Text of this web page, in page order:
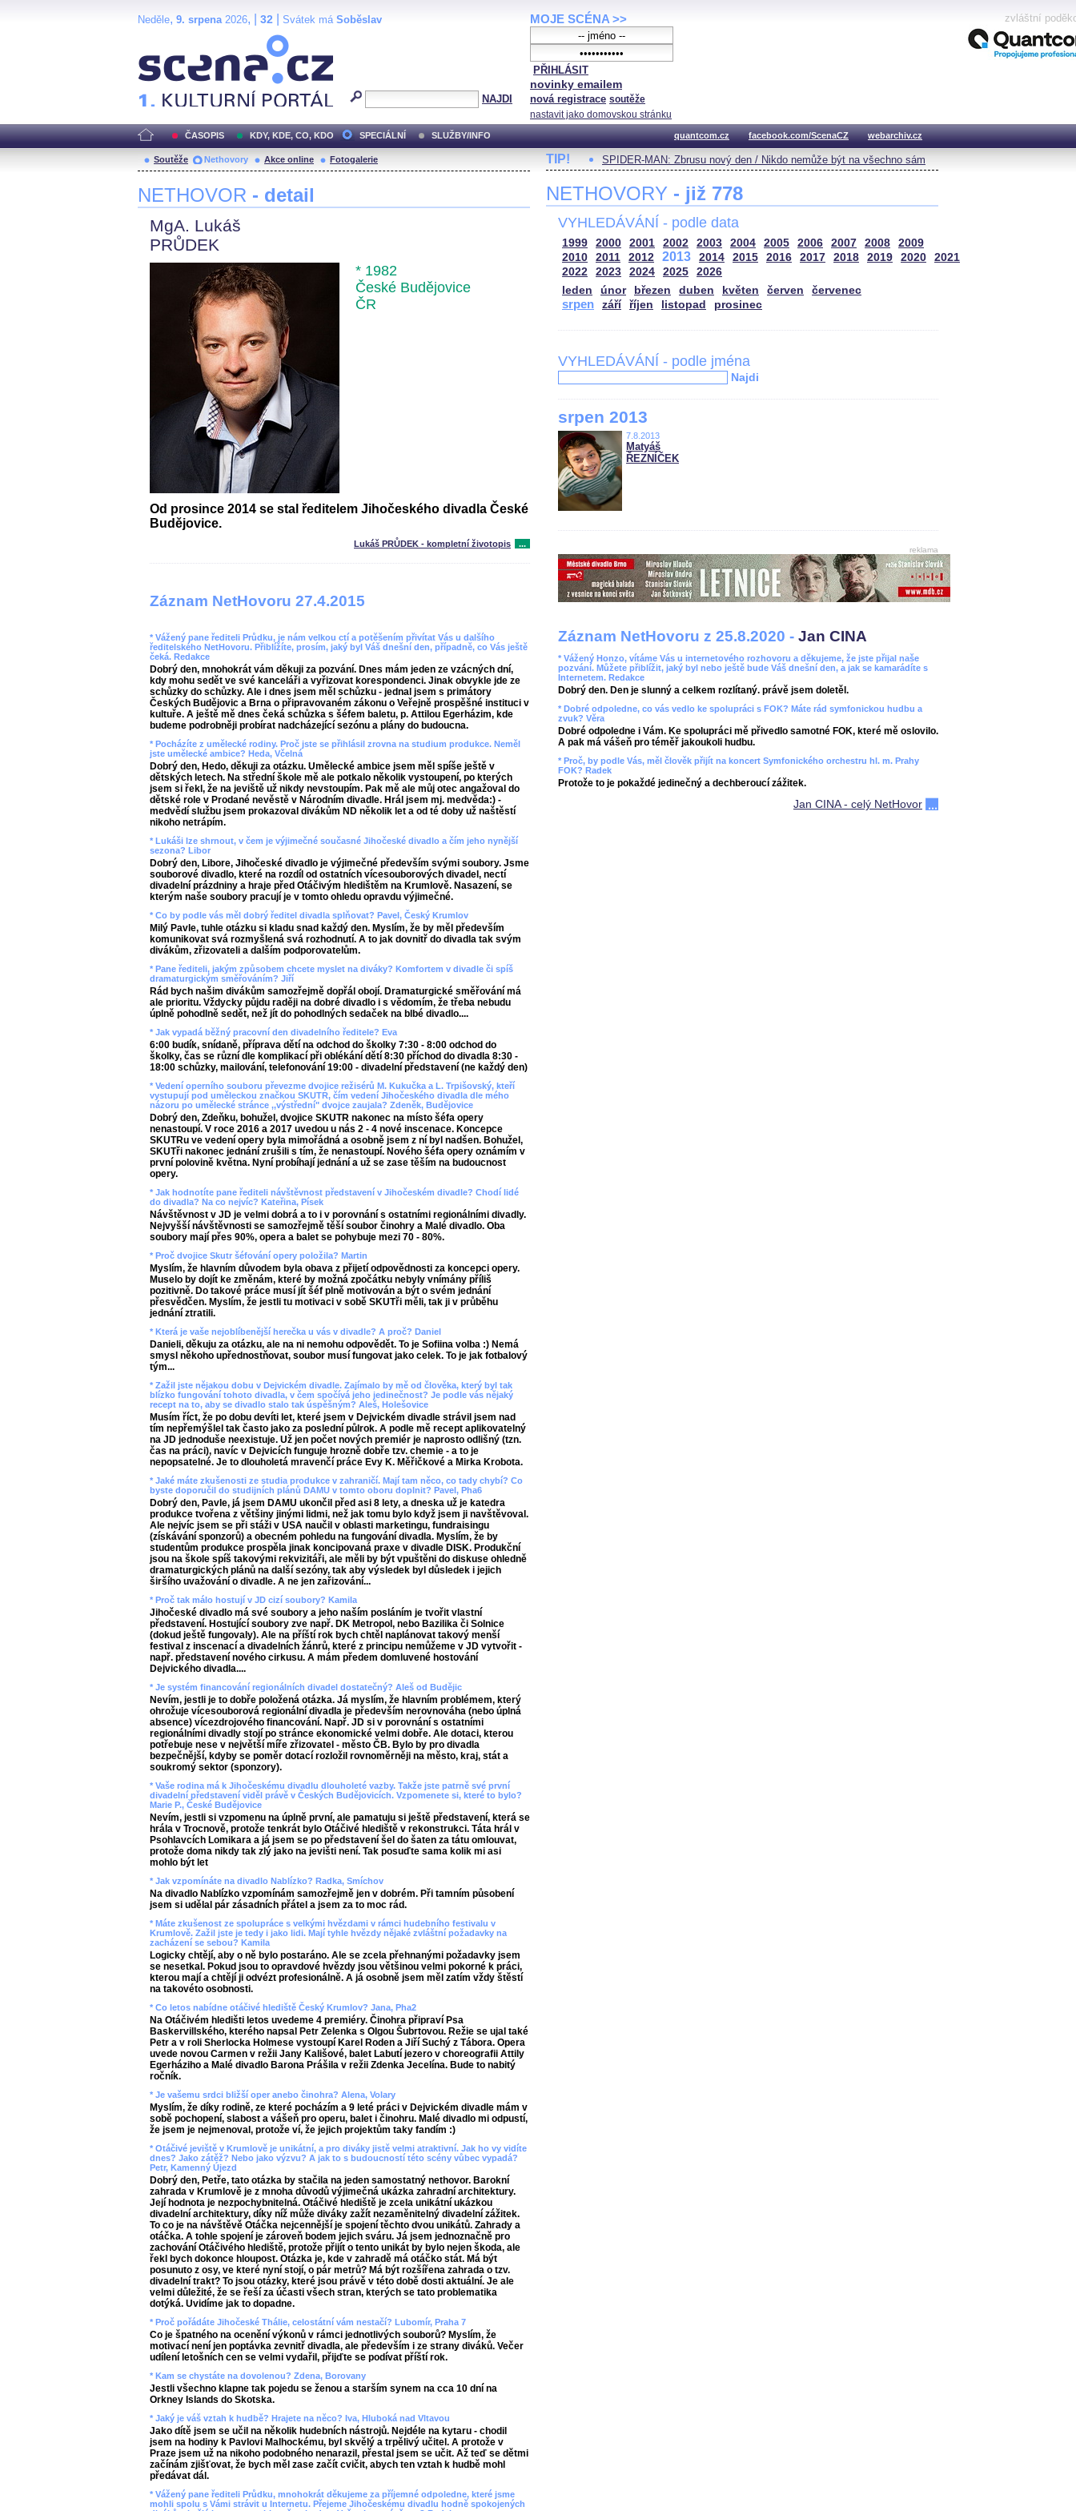
Neděle, 9. srpena2026, | 32 Svátek má Soběslav
NAJDI
MOJE SCÉNA >>
PŘIHLÁSIT
novinky emailem
nová registrace soutěže
nastavit jako domovskou stránku
zvláštní
ČASOPIS KDY, KDE, CO, KDO SPECIÁLNÍ SLUŽBY/INFO quantcom.cz facebook.com/ScenaCZ webarchiv.cz
Soutěže Nethovory Akce online Fotogalerie
NETHOVOR - detail
MgA. Lukáš
PRŮDEK
* 1982
České Budějovice
ČR
Od prosince 2014 se stal ředitelem Jihočeského divadla České
Budějovice.
Lukáš PRŮDEK - kompletní životopis ...
Záznam NetHovoru 27.4.2015
* Vážený pane řediteli Průdku, je nám velkou ctí a potěšením přivítat Vás u dalšího
ředitelského NetHovoru. Přiblížíte, prosím, jaký byl Váš dnešní den, případně, co Vás ještě
čeká. Redakce
Dobrý den, mnohokrát vám děkuji za pozvání. Dnes mám jeden ze vzácných dní,
kdy mohu sedět ve své kanceláři a vyřizovat korespondenci. Jinak obvykle jde ze
schůzky do schůzky. Ale i dnes jsem měl schůzku - jednal jsem s primátory
Českých Budějovic a Brna o připravovaném zákonu o Veřejně prospěšné instituci v
kultuře. A ještě mě dnes čeká schůzka s šéfem baletu, p. Attilou Egerházim, kde
budeme podrobněji probírat nadcházející sezónu a plány do budoucna.
* Pocházíte z umělecké rodiny. Proč jste se přihlásil zrovna na studium produkce. Neměl
jste umělecké ambice? Heda, Včelná
Dobrý den, Hedo, děkuji za otázku. Umělecké ambice jsem měl spíše ještě v
dětských letech. Na střední škole mě ale potkalo několik vystoupení, po kterých
jsem si řekl, že na jeviště už nikdy nevstoupím. Pak mě ale můj otec angažoval do
dětské role v Prodané nevěstě v Národním divadle. Hrál jsem mj. medvěda:) -
medvědí službu jsem prokazoval divákům ND několik let a od té doby už naštěstí
nikoho netrápím.
* Lukáši lze shrnout, v čem je výjimečné současné Jihočeské divadlo a čím jeho nynější
sezona? Libor
Dobrý den, Libore, Jihočeské divadlo je výjimečné především svými soubory. Jsme
souborové divadlo, které na rozdíl od ostatních vícesouborových divadel, nectí
divadelní prázdniny a hraje před Otáčivým hledištěm na Krumlově. Nasazení, se
kterým naše soubory pracují je v tomto ohledu opravdu výjimečné.
* Co by podle vás měl dobrý ředitel divadla splňovat? Pavel, Český Krumlov
Milý Pavle, tuhle otázku si kladu snad každý den. Myslím, že by měl především
komunikovat svá rozmyšlená svá rozhodnutí. A to jak dovnitř do divadla tak svým
divákům, zřizovateli a dalším podporovatelům.
* Pane řediteli, jakým způsobem chcete myslet na diváky? Komfortem v divadle či spíš
dramaturgickým směřováním? Jiří
Rád bych našim divákům samozřejmě dopřál obojí. Dramaturgické směřování má
ale prioritu. Vždycky půjdu raději na dobré divadlo i s vědomím, že třeba nebudu
úplně pohodlně sedět, než jít do pohodlných sedaček na blbé divadlo....
* Jak vypadá běžný pracovní den divadelního ředitele? Eva
6:00 budík, snídaně, příprava dětí na odchod do školky 7:30 - 8:00 odchod do
školky, čas se různí dle komplikací při oblékání dětí 8:30 příchod do divadla 8:30 -
18:00 schůzky, mailování, telefonování 19:00 - divadelní představení (ne každý den)
* Vedení operního souboru převezme dvojice režisérů M. Kukučka a L. Trpišovský, kteří
vystupují pod uměleckou značkou SKUTR, čím vedení Jihočeského divadla dle mého
názoru po umělecké stránce ,,výstřední" dvojce zaujala? Zdeněk, Budějovice
Dobrý den, Zdeňku, bohužel, dvojice SKUTR nakonec na místo šéfa opery
nenastoupí. V roce 2016 a 2017 uvedou u nás 2 - 4 nové inscenace. Koncepce
SKUTRu ve vedení opery byla mimořádná a osobně jsem z ní byl nadšen. Bohužel,
SKUTři nakonec jednání zrušili s tím, že nenastoupí. Nového šéfa opery oznámím v
první polovině května. Nyní probíhají jednání a už se zase těším na budoucnost
opery.
* Jak hodnotíte pane řediteli návštěvnost představení v Jihočeském divadle? Chodí lidé
do divadla? Na co nejvíc? Kateřina, Písek
Návštěvnost v JD je velmi dobrá a to i v porovnání s ostatními regionálními divadly.
Nejvyšší návštěvnosti se samozřejmě těší soubor činohry a Malé divadlo. Oba
soubory mají přes 90%, opera a balet se pohybuje mezi 70 - 80%.
* Proč dvojice Skutr šéfování opery položila? Martin
Myslím, že hlavním důvodem byla obava z přijetí odpovědnosti za koncepci opery.
Muselo by dojít ke změnám, které by možná zpočátku nebyly vnímány příliš
pozitivně. Do takové práce musí jít šéf plně motivován a být o svém jednání
přesvědčen. Myslím, že jestli tu motivaci v sobě SKUTři měli, tak ji v průběhu
jednání ztratili.
* Která je vaše nejoblíbenější herečka u vás v divadle? A proč? Daniel
Danieli, děkuju za otázku, ale na ni nemohu odpovědět. To je Sofiina volba :) Nemá
smysl někoho upřednostňovat, soubor musí fungovat jako celek. To je jak fotbalový
tým...
* Zažil jste nějakou dobu v Dejvickém divadle. Zajímalo by mě od člověka, který byl tak
blízko fungování tohoto divadla, v čem spočívá jeho jedinečnost? Je podle vás nějaký
recept na to, aby se divadlo stalo tak úspěšným? Aleš, Holešovice
Musím říct, že po dobu devíti let, které jsem v Dejvickém divadle strávil jsem nad
tím nepřemýšlel tak často jako za poslední půlrok. A podle mě recept aplikovatelný
na JD jednoduše neexistuje. Už jen počet nových premiér je naprosto odlišný (tzn.
čas na práci), navíc v Dejvicích funguje hrozně dobře tzv. chemie - a to je
nepopsatelné. Je to dlouholetá mravenčí práce Evy K. Měřičkové a Mirka Krobota.
* Jaké máte zkušenosti ze studia produkce v zahraničí. Mají tam něco, co tady chybí? Co
byste doporučil do studijních plánů DAMU v tomto oboru doplnit? Pavel, Pha6
Dobrý den, Pavle, já jsem DAMU ukončil před asi 8 lety, a dneska už je katedra
produkce tvořena z většiny jinými lidmi, než jak tomu bylo když jsem ji navštěvoval.
Ale nejvíc jsem se při stáži v USA naučil v oblasti marketingu, fundraisingu
(získávání sponzorů) a obecném pohledu na fungování divadla. Myslím, že by
studentům produkce prospěla jinak koncipovaná praxe v divadle DISK. Produkční
jsou na škole spíš takovými rekvizitáři, ale měli by být vpuštěni do diskuse ohledně
dramaturgických plánů na další sezóny, tak aby výsledek byl důsledek i jejich
širšího uvažování o divadle. A ne jen zařizování...
* Proč tak málo hostují v JD cizí soubory? Kamila
Jihočeské divadlo má své soubory a jeho naším posláním je tvořit vlastní
představení. Hostující soubory zve např. DK Metropol, nebo Bazilika či Solnice
(dokud ještě fungovaly). Ale na příští rok bych chtěl naplánovat takový menší
festival z inscenací a divadelních žánrů, které z principu nemůžeme v JD vytvořit -
např. představení nového cirkusu. A mám předem domluvené hostování
Dejvického divadla....
* Je systém financování regionálních divadel dostatečný? Aleš od Budějic
Nevím, jestli je to dobře položená otázka. Já myslím, že hlavním problémem, který
ohrožuje vícesouborová regionální divadla je především nerovnováha (nebo úplná
absence) vícezdrojového financování. Např. JD si v porovnání s ostatními
regionálními divadly stojí po stránce ekonomické velmi dobře. Ale dotaci, kterou
potřebuje nese v největší míře zřizovatel - město ČB. Bylo by pro divadla
bezpečnější, kdyby se poměr dotací rozložil rovnoměrněji na město, kraj, stát a
soukromý sektor (sponzory).
* Vaše rodina má k Jihočeskému divadlu dlouholeté vazby. Takže jste patrně své první
divadelní představení viděl právě v Českých Budějovicích. Vzpomenete si, které to bylo?
Marie P., České Budějovice
Nevím, jestli si vzpomenu na úplně první, ale pamatuju si ještě představení, která se
hrála v Trocnově, protože tenkrát bylo Otáčivé hlediště v rekonstrukci. Táta hrál v
Psohlavcích Lomikara a já jsem se po představení šel do šaten za tátu omlouvat,
protože doma nikdy tak zlý jako na jevišti není. Tak posuďte sama kolik mi asi
mohlo být let
* Jak vzpomínáte na divadlo Nablízko? Radka, Smíchov
Na divadlo Nablízko vzpomínám samozřejmě jen v dobrém. Při tamním působení
jsem si udělal pár zásadních přátel a jsem za to moc rád.
* Máte zkušenost ze spolupráce s velkými hvězdami v rámci hudebního festivalu v
Krumlově. Zažil jste je tedy i jako lidi. Mají tyhle hvězdy nějaké zvláštní požadavky na
zacházení se sebou? Kamila
Logicky chtějí, aby o ně bylo postaráno. Ale se zcela přehnanými požadavky jsem
se nesetkal. Pokud jsou to opravdové hvězdy jsou většinou velmi pokorné k práci,
kterou mají a chtějí ji odvézt profesionálně. A já osobně jsem měl zatím vždy štěstí
na takovéto osobnosti.
* Co letos nabídne otáčivé hlediště Český Krumlov? Jana, Pha2
Na Otáčivém hledišti letos uvedeme 4 premiéry. Činohra připraví Psa
Baskervillského, kterého napsal Petr Zelenka s Olgou Šubrtovou. Režie se ujal také
Petr a v roli Sherlocka Holmese vystoupí Karel Roden a Jiří Suchý z Tábora. Opera
uvede novou Carmen v režii Jany Kališové, balet Labutí jezero v choreografii Attily
Egerháziho a Malé divadlo Barona Prášila v režii Zdenka Jecelína. Bude to nabitý
ročník.
* Je vašemu srdci bližší oper anebo činohra? Alena, Volary
Myslím, že díky rodině, ze které pocházím a 9 leté práci v Dejvickém divadle mám v
sobě pochopení, slabost a vášeň pro operu, balet i činohru. Malé divadlo mi odpustí,
že jsem je nejmenoval, protože ví, že jejich projektům taky fandím :)
* Otáčivé jeviště v Krumlově je unikátní, a pro diváky jistě velmi atraktivní. Jak ho vy vidíte
dnes? Jako zátěž? Nebo jako výzvu? A jak to s budoucností této scény vůbec vypadá?
Petr, Kamenný Újezd
Dobrý den, Petře, tato otázka by stačila na jeden samostatný nethovor. Barokní
zahrada v Krumlově je z mnoha důvodů výjimečná ukázka zahradní architektury.
Její hodnota je nezpochybnitelná. Otáčivé hlediště je zcela unikátní ukázkou
divadelní architektury, díky níž může diváky zažít nezaměnitelný divadelní zážitek.
To co je na návštěvě Otáčka nejcennější je spojení těchto dvou unikátů. Zahrady a
otáčka. A tohle spojení je zároveň bodem jejich sváru. Já jsem jednoznačně pro
zachování Otáčivého hlediště, protože přijít o tento unikát by bylo nejen škoda, ale
řekl bych dokonce hloupost. Otázka je, kde v zahradě má otáčko stát. Má být
posunuto z osy, ve které nyní stojí, o pár metrů? Má být rozšířena zahrada o tzv.
divadelní trakt? To jsou otázky, které jsou právě v této době dosti aktuální. Je ale
velmi důležité, že se řeší za účasti všech stran, kterých se tato problematika
dotýká. Uvidíme jak to dopadne.
* Proč pořádáte Jihočeské Thálie, celostátní vám nestačí? Lubomír, Praha 7
Co je špatného na ocenění výkonů v rámci jednotlivých souborů? Myslím, že
motivací není jen poptávka zevnitř divadla, ale především i ze strany diváků. Večer
udílení letošních cen se velmi vydařil, přijďte se podívat příští rok.
* Kam se chystáte na dovolenou? Zdena, Borovany
Jestli všechno klapne tak pojedu se ženou a starším synem na cca 10 dní na
Orkney Islands do Skotska.
* Jaký je váš vztah k hudbě? Hrajete na něco? Iva, Hluboká nad Vltavou
Jako dítě jsem se učil na několik hudebních nástrojů. Nejdéle na kytaru - chodil
jsem na hodiny k Pavlovi Malhockému, byl skvělý a trpělivý učitel. A protože v
Praze jsem už na nikoho podobného nenarazil, přestal jsem se učit. Až teď se dětmi
začínám zjišťovat, že bych měl zase začít cvičit, abych ten vztah k hudbě mohl
předávat dál.
* Vážený pane řediteli Průdku, mnohokrát děkujeme za příjemné odpoledne, které jsme
mohli spolu s Vámi strávit u Internetu. Přejeme Jihočeskému divadlu hodně spokojených
TIP! SPIDER-MAN: Zbrusu nový den / Nikdo nemůže být na všechno sám
NETHOVORY - již 778
VYHLEDÁVÁNÍ - podle data
1999 2000 2001 2002 2003 2004 2005 2006 2007 2008
2009
2010
2011 2012 2013 2014 2015 2016 2017 2018 2019 2020
2021
2022
2023 2024 2025
2026
leden
únor březen duben květen červen červenec
srpen září říjen listopad prosinec
VYHLEDÁVÁNÍ - podle jména
Najdi
srpen 2013
7.8.2013
Matyáš
ŘEZNÍČEK
reklama
Záznam NetHovoru z 25.8.2020 - Jan CINA
* Vážený Honzo, vítáme Vás u internetového rozhovoru a děkujeme, že jste přijal naše
pozvání. Můžete přiblížit, jaký byl nebo ještě bude Váš dnešní den, a jak se kamarádíte s
Internetem. Redakce
Dobrý den. Den je slunný a celkem rozlítaný. právě jsem doletěl.
* Dobré odpoledne, co vás vedlo ke spolupráci s FOK? Máte rád symfonickou hudbu a
zvuk? Věra
Dobré odpoledne i Vám. Ke spolupráci mě přivedlo samotné FOK, které mě oslovilo.
A pak má vášeň pro téměř jakoukoli hudbu.
* Proč, by podle Vás, měl člověk přijít na koncert Symfonického orchestru hl. m. Prahy
FOK? Radek
Protože to je pokaždé jedinečný a dechberoucí zážitek.
Jan CINA - celý NetHovor